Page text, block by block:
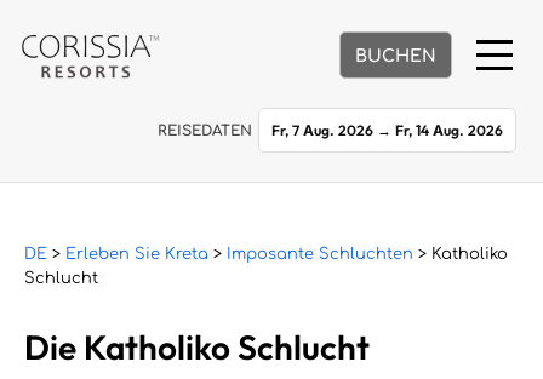
BUCHEN
REISEDATEN Fr, 7 Aug. 2026 → Fr, 14 Aug. 2026
DE > Erleben Sie Kreta > Imposante Schluchten > Katholiko
Schlucht
Die Katholiko Schlucht